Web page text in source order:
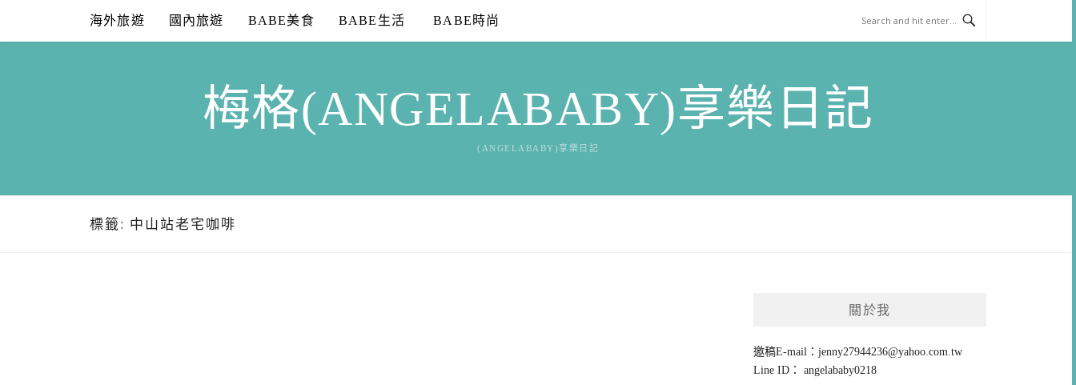
content
海外旅遊 國內旅遊 BABE美食 BABE生活 BABE時尚
梅格(ANGELABABY)享樂日記
(ANGELABABY)享樂日記
標籤: 中山站老宅咖啡
關於我
邀稿E-mail：jenny27944236@yahoo.com.tw
Line ID： angelababy0218